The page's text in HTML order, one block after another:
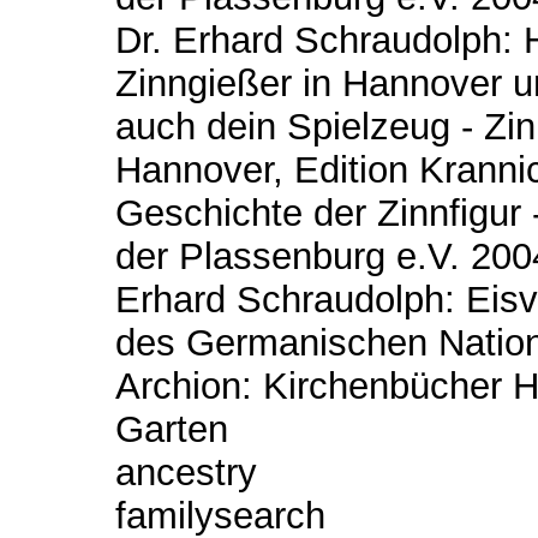
Dr. Erhard Schraudolph:
Zinngießer in Hannover
auch dein Spielzeug -
Hannover, Edition
Geschichte der
der Plassenburg e.V.
Erhard Schraudolph:
des Germanischen
Archion: Kirchenbücher
Garten
ancestry
familysearch